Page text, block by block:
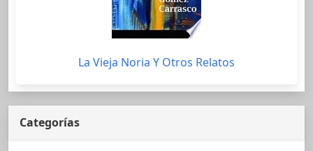
La Vieja Noria Y Otros Relatos
Categorías